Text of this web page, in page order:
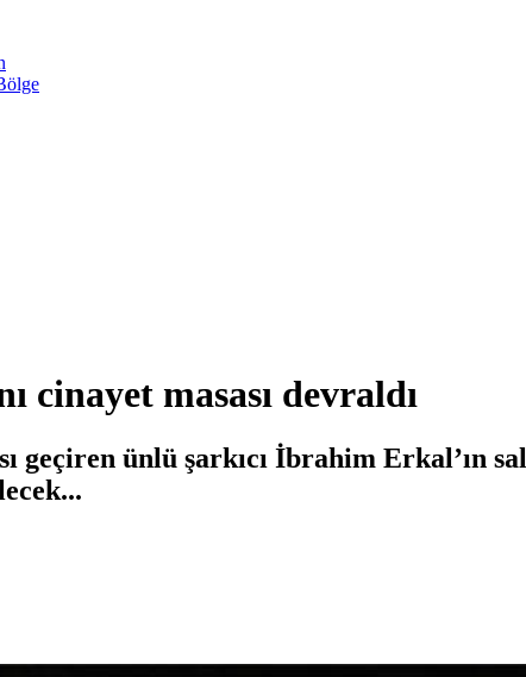
cinayet masası devraldı
geçiren ünlü şarkıcı İbrahim Erkal’ın